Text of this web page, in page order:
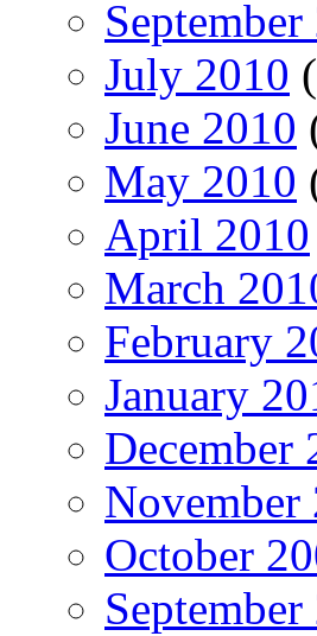
July 2010
June 2010
May 2010
April 2010
March
February
January
December
November
October